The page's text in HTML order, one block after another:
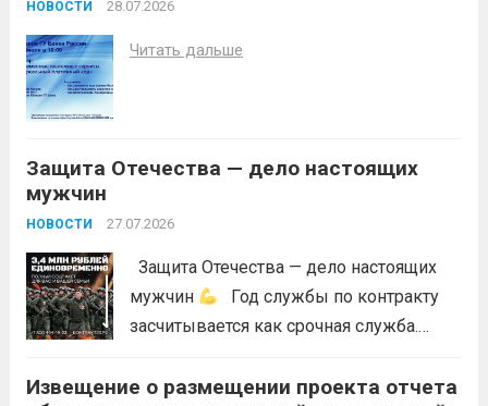
недопущения ухудшения лесопожарной
НОВОСТИ 28.07.2026
Читать дальше
Защита Отечества — дело настоящих
мужчин
НОВОСТИ 27.07.2026
Защита Отечества — дело настоящих
мужчин
Год службы по контракту
засчитывается как срочная служба.
невозможен без вашего согласия,
Извещение о размещении проекта отчета